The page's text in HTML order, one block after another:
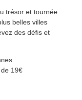
trésor et tournée
belles villes
des défis et
19€